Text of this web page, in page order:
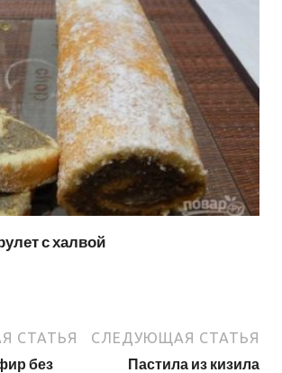
с халвой
СТАТЬЯ
без
СЛЕДУЮЩАЯ СТАТЬЯ
Пастила из кизила